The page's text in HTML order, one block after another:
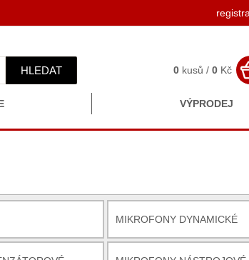
MIKROFONY DYNAMICKÉ
VÝPRODEJ
HLEDAT 0kusů / 0Kč